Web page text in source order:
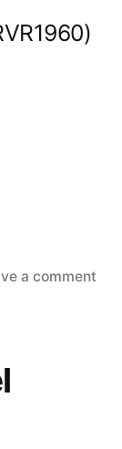
a comment